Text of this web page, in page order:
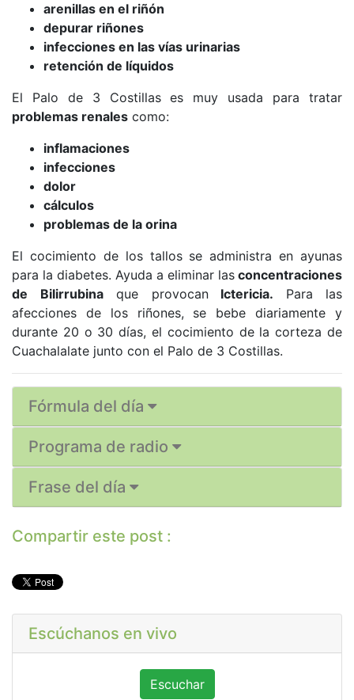
arenillas en el riñón
depurar riñones
infecciones en las vías urinarias
retención de líquidos
El Palo de 3 Costillas es muy usada para tratar
problemas renales como:
inflamaciones
infecciones
dolor
cálculos
problemas de la orina
El cocimiento de los tallos se administra en ayunas
para la diabetes. Ayuda a eliminar las concentraciones
de Bilirrubinaque provocanIctericia. Para las
afecciones de los riñones, se bebe diariamente y
durante 20 o 30 días, el cocimiento de la corteza de
Cuachalalate junto con el Palo de 3 Costillas.
Fórmula del día
Programa de radio
Frase del día
Compartir este post :
Escúchanos en vivo
Escuchar